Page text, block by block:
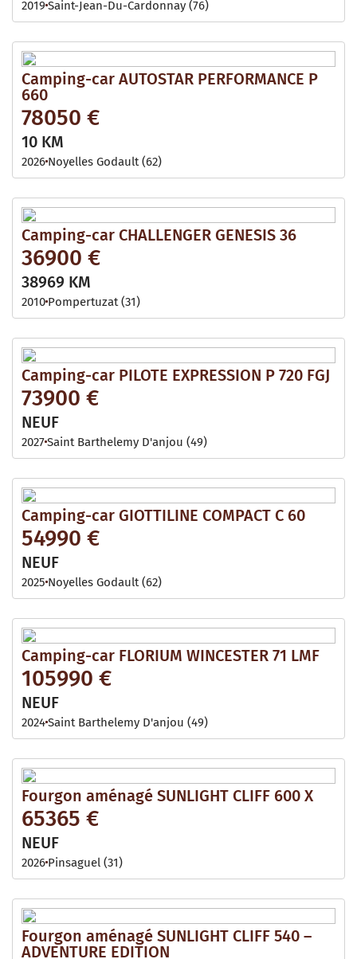
2019 Saint-Jean-Du-Cardonnay (76)
Camping-car AUTOSTAR PERFORMANCE P
660
78050 €
10 KM
2026 Noyelles Godault (62)
Camping-car CHALLENGER GENESIS 36
36900 €
38969 KM
2010 Pompertuzat (31)
Camping-car PILOTE EXPRESSION P 720 FGJ
73900 €
NEUF
2027Saint Barthelemy D'anjou (49)
Camping-car GIOTTILINE COMPACT C 60
54990 €
NEUF
2025 Noyelles Godault (62)
Camping-car FLORIUM WINCESTER 71 LMF
105990 €
NEUF
2024Saint Barthelemy D'anjou (49)
Fourgon aménagé SUNLIGHT CLIFF 600 X
65365 €
NEUF
2026 Pinsaguel (31)
Fourgon aménagé SUNLIGHT CLIFF 540 –
ADVENTURE EDITION